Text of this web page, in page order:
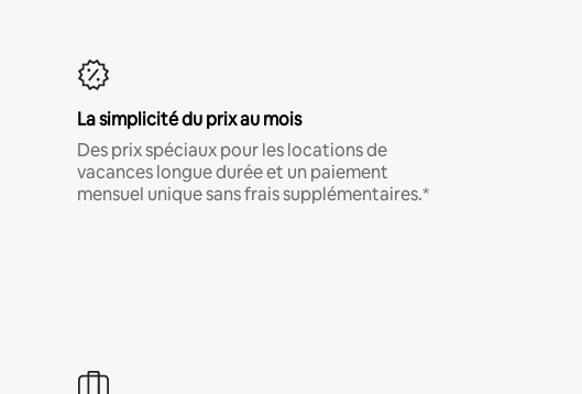
La simplicité du prix au mois
Des prix spéciaux pour les locations de
vacances longue durée et un paiement
mensuel unique sans frais supplémentaires.*